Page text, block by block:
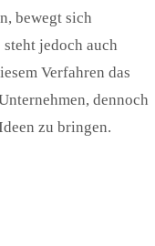
bewegt sich
jedoch auch
Verfahren das
dennoch
zu bringen.